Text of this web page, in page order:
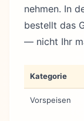
nehmen. In
bestellt das
— nicht Ihr
Kategorie
Vorspeisen